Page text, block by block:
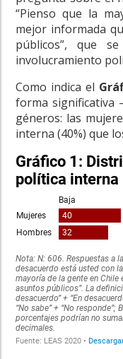
“Pienso que la
mejor informada
públicos”, que
involucramiento
Como indica el
forma significativa
géneros: las
interna (40%) que